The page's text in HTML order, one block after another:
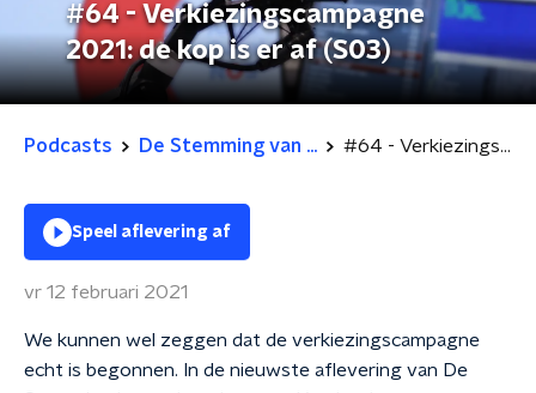
#64 - Verkiezingscampagne
2021: de kop is er af (S03)
Podcasts De Stemming van ... #64 - Verkiezingscampagne 2021: de kop is er af (S03)
Speel aflevering af
vr 12 februari 2021
We kunnen wel zeggen dat de verkiezingscampagne
echt is begonnen. In de nieuwste aflevering van De